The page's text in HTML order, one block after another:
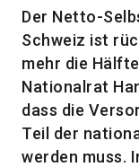
Der Netto-
Schweiz ist
mehr die
Nationalrat
dass die
Teil der
werden muss.